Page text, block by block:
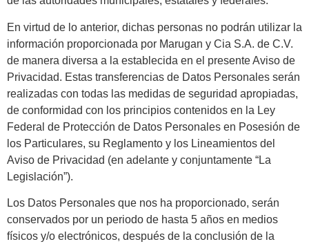
En virtud de lo anterior, dichas personas no podrán utilizar la
información proporcionada por Marugan y Cia S.A. de C.V.
de manera diversa a la establecida en el presente Aviso de
Privacidad. Estas transferencias de Datos Personales serán
realizadas con todas las medidas de seguridad apropiadas,
de conformidad con los principios contenidos en la Ley
Federal de Protección de Datos Personales en Posesión de
los Particulares, su Reglamento y los Lineamientos del
Aviso de Privacidad (en adelante y conjuntamente “La
Legislación”).
Los Datos Personales que nos ha proporcionado, serán
conservados por un periodo de hasta 5 años en medios
físicos y/o electrónicos, después de la conclusión de la